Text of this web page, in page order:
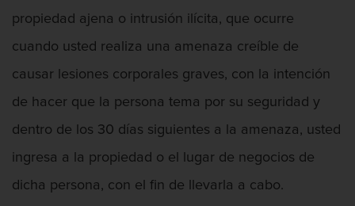
Intento de Asesinato
Audiencia Administrativa del DMV
Conducción imprudente con presencia
de alcohol
Conducción Imprudente sin Presencia
propiedad ajena o intrusión ilícita, que ocurre
cuando usted realiza una amenaza creíble de
causar lesiones corporales graves, con la intención
de hacer que la persona tema por su seguridad y
dentro de los 30 días siguientes a la amenaza, usted
ingresa a la propiedad o el lugar de negocios de
dicha persona, con el fin de llevarla a cabo.